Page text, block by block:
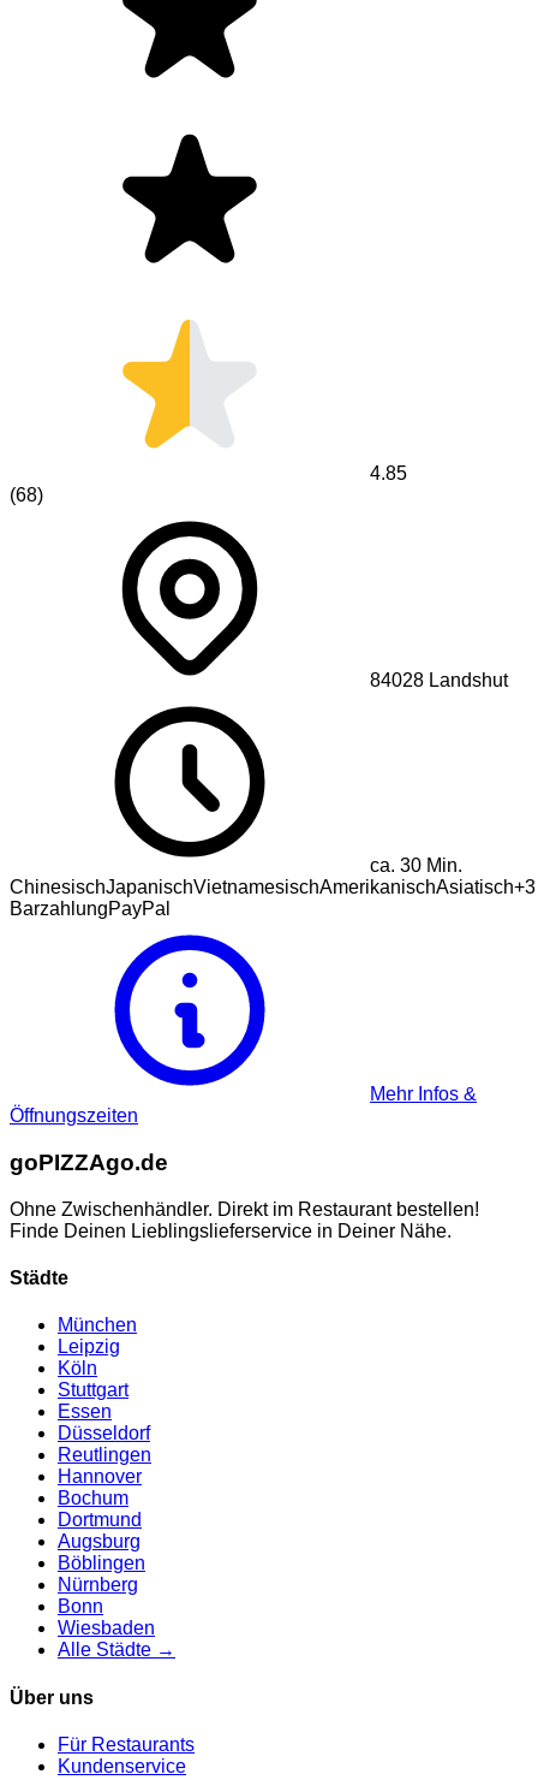
4.85
(68)
84028 Landshut
ca. 30 Min.
ChinesischJapanischVietnamesischAmerikanischAsiatisch+3
BarzahlungPayPal
Mehr Infos &
Öffnungszeiten
goPIZZAgo.de
Ohne Zwischenhändler. Direkt im Restaurant bestellen!
Finde Deinen Lieblingslieferservice in Deiner Nähe.
Städte
München
Leipzig
Köln
Stuttgart
Essen
Düsseldorf
Reutlingen
Hannover
Bochum
Dortmund
Augsburg
Böblingen
Nürnberg
Bonn
Wiesbaden
Alle Städte →
Über uns
Für Restaurants
Kundenservice